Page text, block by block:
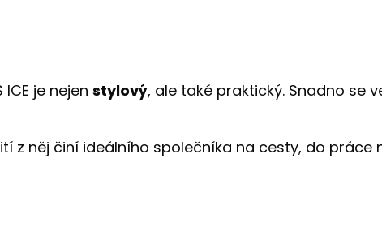
ICE je nejen stylový, ale také praktický. Snadno se
z něj činí ideálního společníka na cesty, do práce